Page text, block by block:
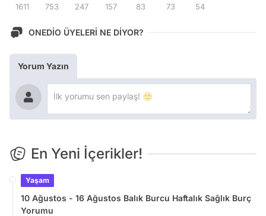
1611 753 247 157 83 73 54
ONEDİO ÜYELERİ NE DİYOR?
Yorum Yazın
En Yeni İçerikler!
Yaşam
10 Ağustos - 16 Ağustos Balık Burcu Haftalık Sağlık Burç
Yorumu